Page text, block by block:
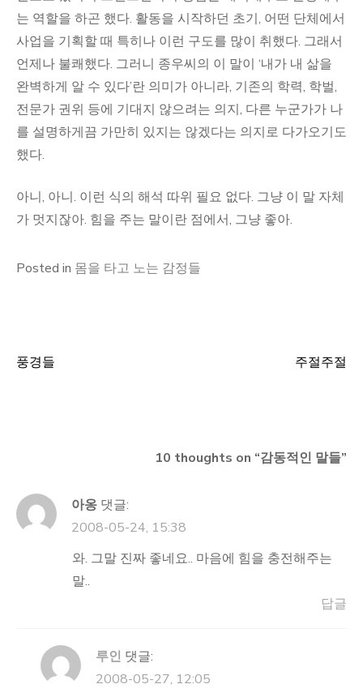
는 역할을 하곤 했다. 활동을 시작하던 초기, 어떤 단체에서
사업을 기획할 때 특히나 이런 구도를 많이 취했다. 그래서
언제나 불쾌했다. 그러니 종우씨의 이 말이 ‘내가 내 삶을
완벽하게 알 수 있다’란 의미가 아니라, 기존의 학력, 학벌,
전문가 권위 등에 기대지 않으려는 의지, 다른 누군가가 나
를 설명하게끔 가만히 있지는 않겠다는 의지로 다가오기도
했다.
아니, 아니. 이런 식의 해석 따위 필요 없다. 그냥 이 말 자체
가 멋지잖아. 힘을 주는 말이란 점에서, 그냥 좋아.
Posted in 몸을 타고 노는 감정들
글
풍경들 주절주절
10 thoughts on “감동적인 말들”
아옹 댓글:
2008-05-24, 15:38
와. 그말 진짜 좋네요.. 마음에 힘을 충전해주는
말..
답글
루인 댓글:
2008-05-27, 12:05